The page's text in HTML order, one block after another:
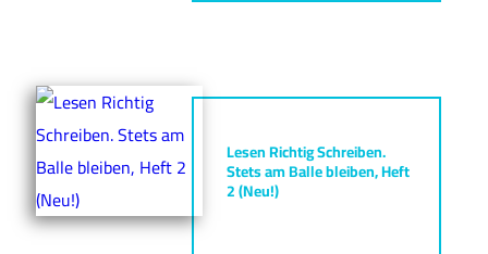
Lesen Richtig Schreiben.
Stets am Balle bleiben, Heft
2 (Neu!)